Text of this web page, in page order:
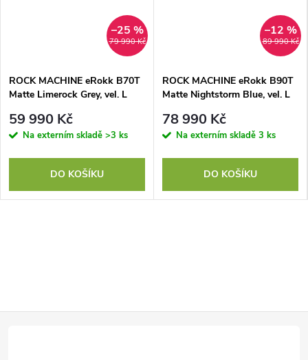
79 990 Kč
–25 %
ROCK MACHINE eRokk B70T
Matte Limerock Grey, vel. L
59 990 Kč
Na externím skladě >3 ks
DO KOŠÍKU
89 990 Kč
–12 %
ROCK MACHINE eRokk B90T
Matte Nightstorm Blue, vel. L
78 990 Kč
Na externím skladě 3 ks
DO KOŠÍKU